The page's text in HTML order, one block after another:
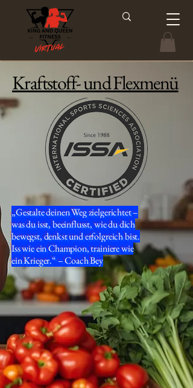
Kraftstoff- und Flexmenü
„Gestalte deinen Weg zielgerichtet –
was du isst, beeinflusst, wie du dich
bewegst, denkst und erfolgreich bist.
Iss wie ein Champion, trainiere wie
ein Krieger.“ – Coach Bey